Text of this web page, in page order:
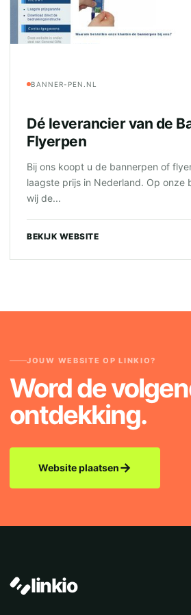
BANNER-PEN.NL
Dé leverancier van de
Flyerpen
Bij ons koopt u de bannerpen of
laagste prijs in Nederland. Op onze
wij de...
BEKIJK WEBSITE
JOUW WEBSITE OP LINKIO?
Word de
ontdekking.
Website plaatsen→
linkio